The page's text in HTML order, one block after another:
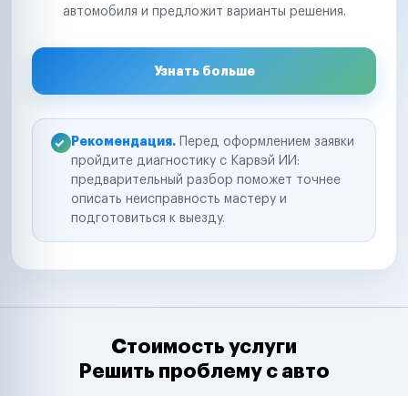
автомобиля и предложит варианты решения.
Узнать больше
Рекомендация. Перед оформлением заявки
пройдите диагностику с Карвэй ИИ:
предварительный разбор поможет точнее
описать неисправность мастеру и
подготовиться к выезду.
Стоимость услуги
Решить проблему с авто